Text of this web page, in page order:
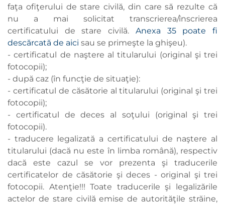
faţa ofiţerului de stare civilă, din care să rezulte că
nu a mai solicitat transcrierea/înscrierea
certificatului de stare civilă. Anexa 35 poate fi
descărcată de aici sau se primeşte la ghişeu).
- certificatul de naştere al titularului (original şi trei
fotocopii);
- după caz (în funcţie de situaţie):
- certificatul de căsătorie al titularului (original şi trei
fotocopii);
- certificatul de deces al soţului (original şi trei
fotocopii).
- traducere legalizată a certificatului de naştere al
titularului (dacă nu este în limba română), respectiv
dacă este cazul se vor prezenta şi traducerile
certificatelor de căsătorie şi deces - original şi trei
fotocopii. Atenţie!!! Toate traducerile şi legalizările
actelor de stare civilă emise de autorităţile străine,